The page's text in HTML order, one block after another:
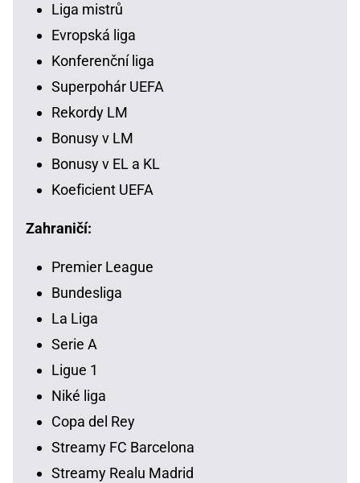
Liga mistrů
Evropská liga
Konferenční liga
Superpohár UEFA
Rekordy LM
Bonusy v LM
Bonusy v EL a KL
Koeficient UEFA
Zahraničí:
Premier League
Bundesliga
La Liga
Serie A
Ligue 1
Niké liga
Copa del Rey
Streamy FC Barcelona
Streamy Realu Madrid